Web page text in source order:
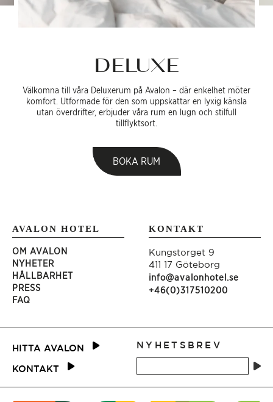
DELUXE
Välkomna till våra Deluxerum på Avalon – där enkelhet möter
komfort. Utformade för den som uppskattar en lyxig känsla
utan överdrifter, erbjuder våra rum en lugn och stilfull
tillflyktsort.
BOKA RUM
AVALON HOTEL
OM AVALON
NYHETER
HÅLLBARHET
PRESS
FAQ
KONTAKT
Kungstorget 9
411 17 Göteborg
info@avalonhotel.se
+46(0)317510200
HITTA AVALON
KONTAKT
NYHETSBREV